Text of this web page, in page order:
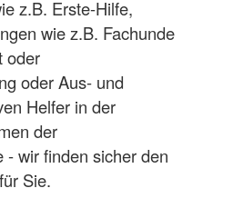
z.B. Erste-Hilfe,
wie z.B. Fachunde
oder
oder Aus- und
Helfer in der
der
- wir finden sicher den
Sie.